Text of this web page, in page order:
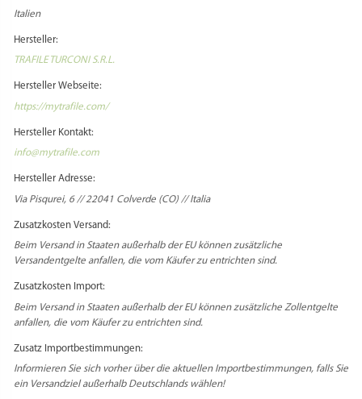
Italien
Hersteller:
TRAFILE TURCONI S.R.L.
Hersteller Webseite:
https://mytrafile.com/
Hersteller Kontakt:
info@mytrafile.com
Hersteller Adresse:
Via Pisqurei, 6 // 22041 Colverde (CO) // Italia
Zusatzkosten Versand:
Beim Versand in Staaten außerhalb der EU können zusätzliche
Versandentgelte anfallen, die vom Käufer zu entrichten sind.
Zusatzkosten Import:
Beim Versand in Staaten außerhalb der EU können zusätzliche Zollentgelte
anfallen, die vom Käufer zu entrichten sind.
Zusatz Importbestimmungen:
Informieren Sie sich vorher über die aktuellen Importbestimmungen, falls Sie
ein Versandziel außerhalb Deutschlands wählen!